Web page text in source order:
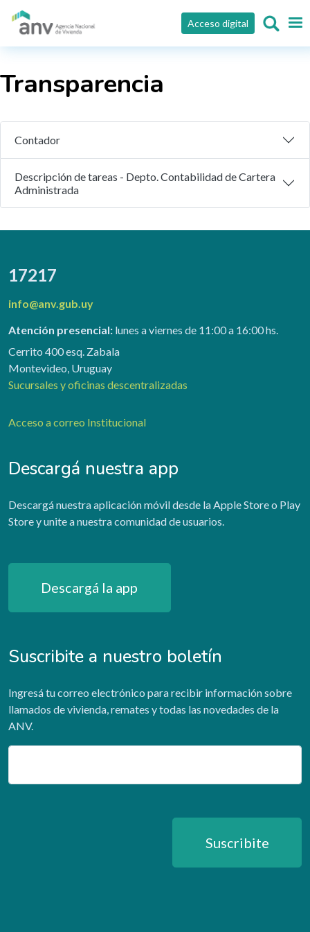
Pasar al contenido principal
Acceso digital
Transparencia
Contador
Descripción de tareas - Depto. Contabilidad de Cartera
Administrada
17217
info@anv.gub.uy
Atención presencial: lunes a viernes de 11:00 a 16:00 hs.
Cerrito 400 esq. Zabala
Montevideo, Uruguay
Sucursales y oficinas descentralizadas
Acceso a correo Institucional
Descargá nuestra app
Descargá nuestra aplicación móvil desde la Apple Store o Play
Store y unite a nuestra comunidad de usuarios.
Descargá la app
Suscribite a nuestro boletín
Ingresá tu correo electrónico para recibir información sobre
llamados de vivienda, remates y todas las novedades de la
ANV.
Email
Suscribite